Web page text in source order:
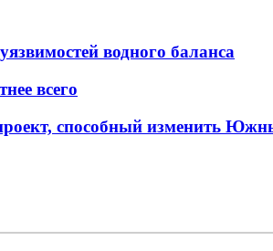
водного баланса
всего
способный изменить